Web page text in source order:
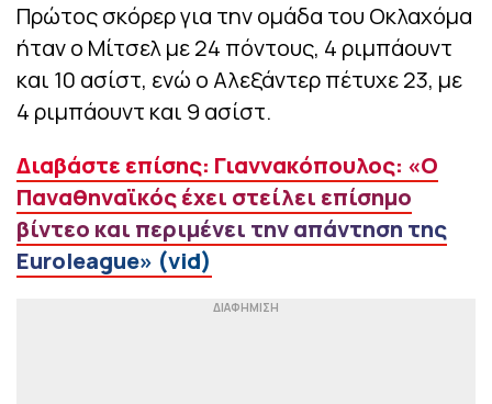
Πρώτος σκόρερ για την ομάδα του Οκλαχόμα
ήταν ο Μίτσελ με 24 πόντους, 4 ριμπάουντ
και 10 ασίστ, ενώ ο Αλεξάντερ πέτυχε 23, με
4 ριμπάουντ και 9 ασίστ.
Διαβάστε επίσης: Γιαννακόπουλος: «Ο
Παναθηναϊκός έχει στείλει επίσημο
βίντεο και περιμένει την απάντηση της
Euroleague» (vid)